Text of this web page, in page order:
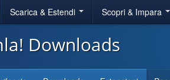
Scarica & Estendi Scopri & Impara
Downloads